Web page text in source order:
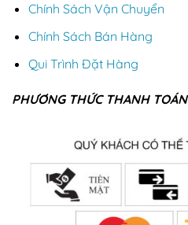
Chính Sách Vận Chuyển
Chính Sách Bán Hàng
Qui Trình Đặt Hàng
PHƯƠNG THỨC THANH TOÁN